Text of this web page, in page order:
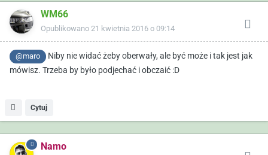
WM66
Opublikowano 21 kwietnia 2016 o 09:14
@maro
Niby nie widać żeby oberwały, ale być może i tak jest jak
mówisz. Trzeba by było podjechać i obczaić :D
Cytuj
Namo